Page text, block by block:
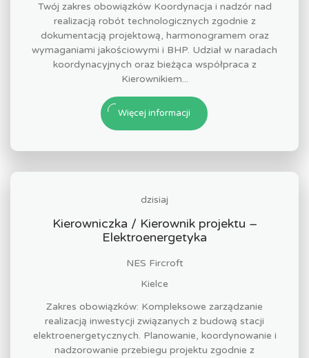
Twój zakres obowiązków Koordynacja i nadzór nad
realizacją robót technologicznych zgodnie z
dokumentacją projektową, harmonogramem oraz
wymaganiami jakościowymi i BHP. Udział w naradach
koordynacyjnych oraz bieżąca współpraca z
Kierownikiem...
Więcej informacji
dzisiaj
Kierowniczka / Kierownik projektu –
Elektroenergetyka
NES Fircroft
Kielce
Zakres obowiązków: Kompleksowe zarządzanie
realizacją inwestycji związanych z budową stacji
elektroenergetycznych. Planowanie, koordynowanie i
nadzorowanie przebiegu projektu zgodnie z